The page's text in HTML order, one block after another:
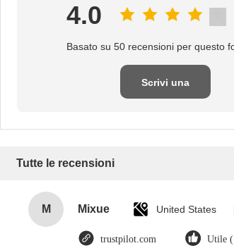
4.0
Basato su 50 recensioni per questo
Scrivi una
Tutte le recensioni
M Mixue United States
trustpilot.com Utile